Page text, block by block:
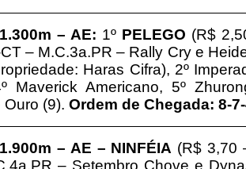
1.300m – AE: 1º PELEGO (R$
– M.C.3a.PR – Rally Cry e
Haras Cifra), 2º
Maverick Americano, 5º
Ouro (9). Ordem de Chegada: 8-
1.900m – AE – NINFÉIA (R$ 3,70
– Setembro Chove e